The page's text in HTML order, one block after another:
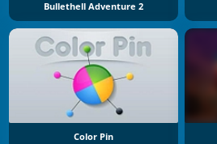
Bullethell Adventure 2
Color Pin